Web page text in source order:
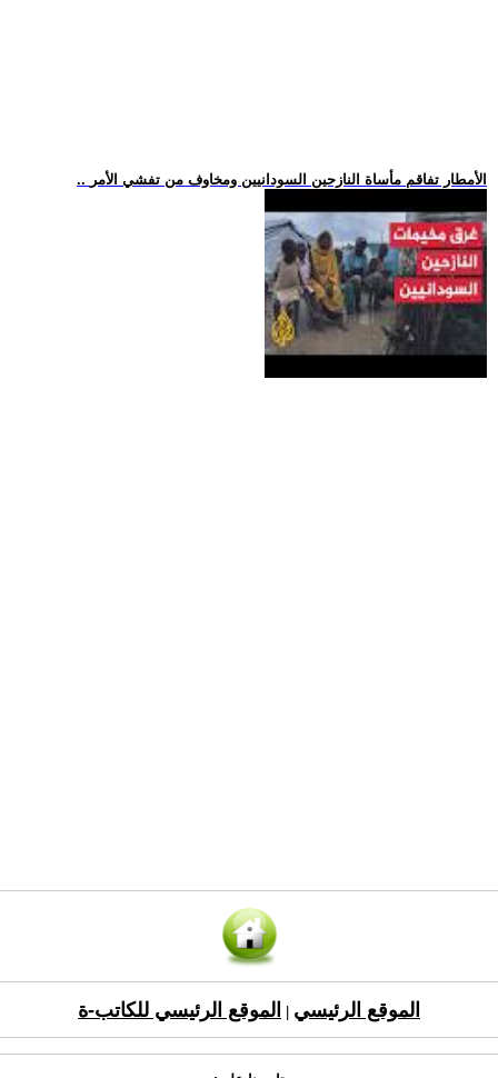
.. الأمطار تفاقم مأساة النازحين السودانيين ومخاوف من تفشي الأمر
الموقع الرئيسي الموقع الرئيسي للكاتب-ة